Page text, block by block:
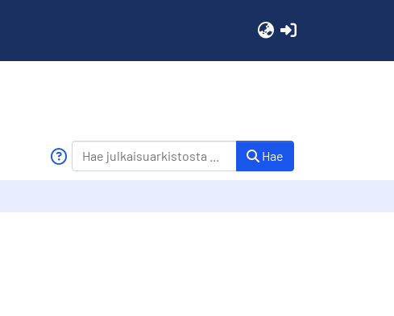
Hae